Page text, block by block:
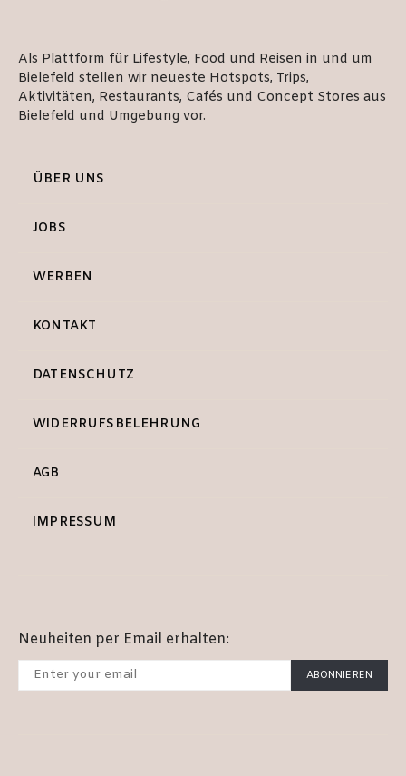
Als Plattform für Lifestyle, Food und Reisen in und um
Bielefeld stellen wir neueste Hotspots, Trips,
Aktivitäten, Restaurants, Cafés und Concept Stores aus
Bielefeld und Umgebung vor.
ÜBER UNS
JOBS
WERBEN
KONTAKT
DATENSCHUTZ
WIDERRUFSBELEHRUNG
AGB
IMPRESSUM
Neuheiten per Email erhalten:
ABONNIEREN